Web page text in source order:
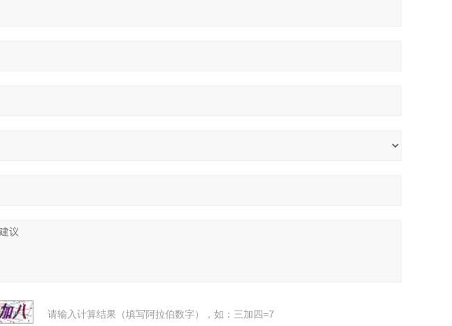
请输入计算结果（填写阿拉伯数字），如：三加四=7